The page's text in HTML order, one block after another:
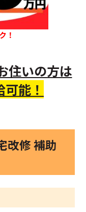
！
住いの方は
能！
改修 補助